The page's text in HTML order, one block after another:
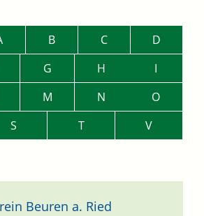
B C
D
G H
I
M N
O
S T V
Beuren a. Ried